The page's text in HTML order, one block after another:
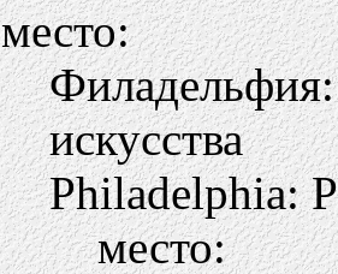
место:
искусства
Philadelphia:
место: